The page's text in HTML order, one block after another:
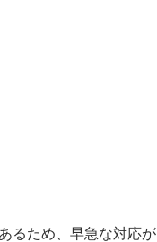
るため、早急な対応が